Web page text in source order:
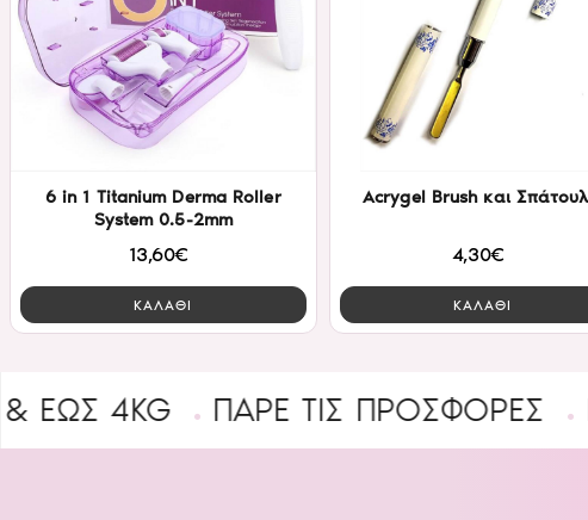
6 in 1 Titanium Derma Roller
System 0.5-2mm
13,60€
ΚΑΛΑΘΙ
Acrygel Brush και
4,30€
ΚΑΛΑΘΙ
ΠΑΡΕ ΤΙΣ ΠΡΟΣΦΟΡΕΣ B2B